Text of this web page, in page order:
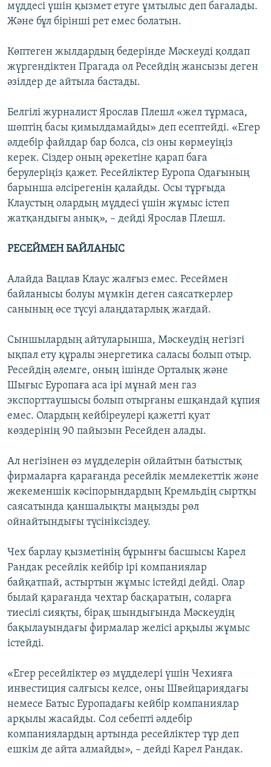
мүддесі үшін қызмет етуге ұмтылыс деп бағалады.
Және бұл бірінші рет емес болатын.
Көптеген жылдардың бедерінде Мәскеуді қолдап
жүргендіктен Прагада ол Ресейдің жансызы деген
әзілдер де айтыла бастады.
Белгілі журналист Ярослав Плешл «жел тұрмаса,
шөптің басы қимылдамайды» деп есептейді. «Егер
әлдебір файлдар бар болса, сіз оны көрмеуіңіз
керек. Сіздер оның әрекетіне қарап баға
берулеріңіз қажет. Ресейліктер Еуропа Одағының
барынша әлсірегенін қалайды. Осы тұрғыда
Клаустың олардың мүддесі үшін жұмыс істеп
жатқандығы анық», – дейді Ярослав Плешл.
РЕСЕЙМЕН БАЙЛАНЫС
Алайда Вацлав Клаус жалғыз емес. Ресеймен
байланысы болуы мүмкін деген саясаткерлер
санының өсе түсуі алаңдатарлық жағдай.
Сыншылардың айтуларынша, Мәскеудің негізгі
ықпал ету құралы энергетика саласы болып отыр.
Ресейдің әлемге, оның ішінде Орталық және
Шығыс Еуропаға аса ірі мұнай мен газ
экспорттаушысы болып отырғаны ешқандай құпия
емес. Олардың кейбіреулері қажетті қуат
көздерінің 90 пайызын Ресейден алады.
Ал негізінен өз мүдделерін ойлайтын батыстық
фирмаларға қарағанда ресейлік мемлекеттік және
жекеменшік кәсіпорындардың Кремльдің сыртқы
саясатында қаншалықты маңызды рөл
ойнайтындығы түсініксіздеу.
Чех барлау қызметінің бұрынғы басшысы Карел
Рандак ресейлік кейбір ірі компаниялар
байқатпай, астыртын жұмыс істейді дейді. Олар
былай қарағанда чехтар басқаратын, соларға
тиесілі сияқты, бірақ шындығында Мәскеудің
бақылауындағы фирмалар желісі арқылы жұмыс
істейді.
«Егер ресейліктер өз мүдделері үшін Чехияға
инвестиция салғысы келсе, оны Швейцариядағы
немесе Батыс Еуропадағы кейбір компаниялар
арқылы жасайды. Сол себепті әлдебір
компаниялардың артында ресейліктер тұр деп
ешкім де айта алмайды», – дейді Карел Рандак.